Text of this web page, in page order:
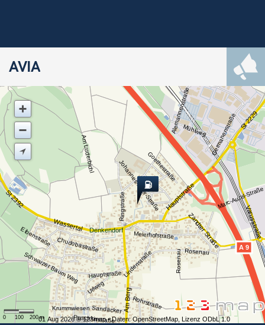
AVIA
Denkendorf
A 9
St 2229
Wassertal
Hauptstraße
St 2392
Am Berg
Varusstraße
Zandter Straße
Alemannenstraße
Marc-Aurel-Straße
Germanenstraße
Mühlweg
Meierhofstraße
Lindenstraße
Rohrstraße
Johannes-Auer-Straße
Chudobastraße
Urlweg
Krummwiesen Sandäcker
Puschkinstraße
Hauptstraße
Schwarzer Baum Weg
Eibenstraße
Rosenau
Ringstraße
Goethestraße
Rosenau
Am Luderbichl
0 100 200 m
01 Aug 2026 ©123map• Daten:OpenStreetMap Lizenz ODbL 1.0